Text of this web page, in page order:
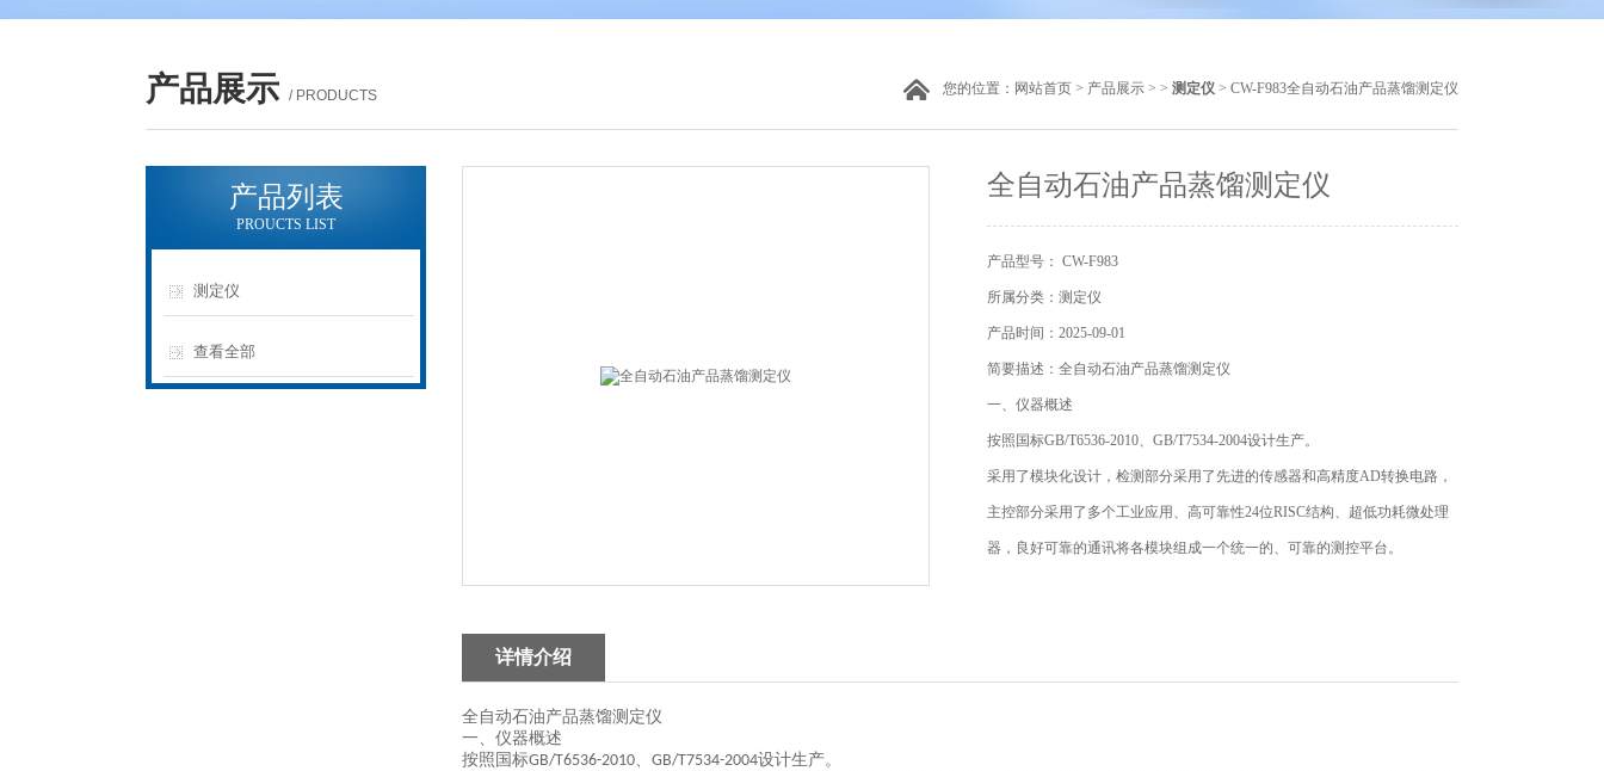
产品展示 / PRODUCTS 您的位置： 网站首页 > 产品展示 > > 测定仪 > CW-F983全自动石油产品蒸馏测定仪
产品列表
PROUCTS LIST
测定仪
查看全部
全自动石油产品蒸馏测定仪
产品型号： CW-F983
所属分类：测定仪
产品时间：2025-09-01
简要描述：全自动石油产品蒸馏测定仪
一、仪器概述
按照国标GB/T6536-2010、GB/T7534-2004设计生产。
采用了模块化设计，检测部分采用了先进的传感器和高精度AD转换电路，
主控部分采用了多个工业应用、高可靠性24位RISC结构、超低功耗微处理
器，良好可靠的通讯将各模块组成一个统一的、可靠的测控平台。
详情介绍
全自动石油产品蒸馏测定仪
一、仪器概述
按照国标GB/T6536-2010、 GB/T7534-2004设计生产。